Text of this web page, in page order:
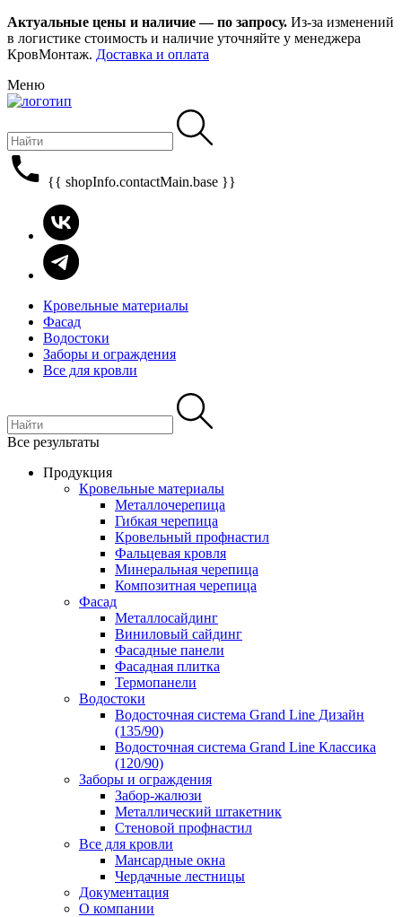
Актуальные цены и наличие — по запросу. Из-за изменений
в логистике стоимость и наличие уточняйте у менеджера
КровМонтаж. Доставка и оплата
Меню
{{ shopInfo.contactMain.base }}
Кровельные материалы
Фасад
Водостоки
Заборы и ограждения
Все для кровли
Все результаты
Продукция
Кровельные материалы
Металлочерепица
Гибкая черепица
Кровельный профнастил
Фальцевая кровля
Минеральная черепица
Композитная черепица
Фасад
Металлосайдинг
Виниловый сайдинг
Фасадные панели
Фасадная плитка
Термопанели
Водостоки
Водосточная система Grand Line Дизайн
(135/90)
Водосточная система Grand Line Классика
(120/90)
Заборы и ограждения
Забор-жалюзи
Металлический штакетник
Стеновой профнастил
Все для кровли
Мансардные окна
Чердачные лестницы
Документация
О компании